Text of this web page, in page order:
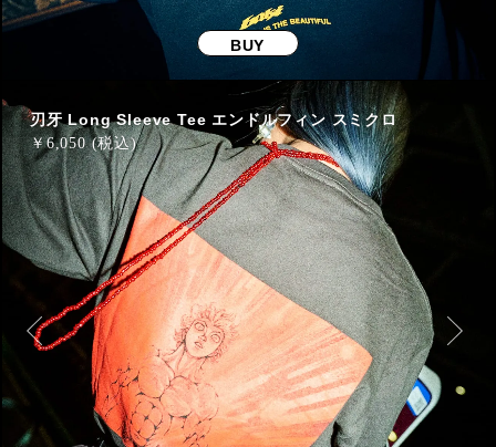
BUY
刃牙 Long Sleeve Tee エンドルフィン スミクロ
￥6,050 (税込)